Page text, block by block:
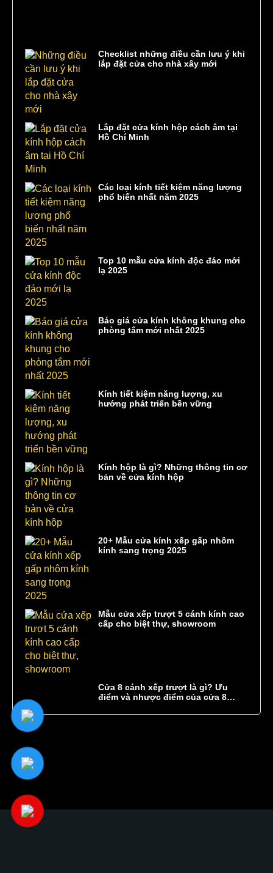
Checklist những điều cần lưu ý khi
lắp đặt cửa cho nhà xây mới
Lắp đặt cửa kính hộp cách âm tại
Hồ Chí Minh
Các loại kính tiết kiệm năng lượng
phổ biến nhất năm 2025
Top 10 mẫu cửa kính độc đáo mới
lạ 2025
Báo giá cửa kính không khung cho
phòng tắm mới nhất 2025
Kính tiết kiệm năng lượng, xu
hướng phát triển bền vững
Kính hộp là gì? Những thông tin cơ
bản về cửa kính hộp
20+ Mẫu cửa kính xếp gấp nhôm
kính sang trọng 2025
Mẫu cửa xếp trượt 5 cánh kính cao
cấp cho biệt thự, showroom
Cửa 8 cánh xếp trượt là gì? Ưu
điểm và nhược điểm của cửa 8
Glass Curtains SEA hân hạnh góp phần kiến tạo